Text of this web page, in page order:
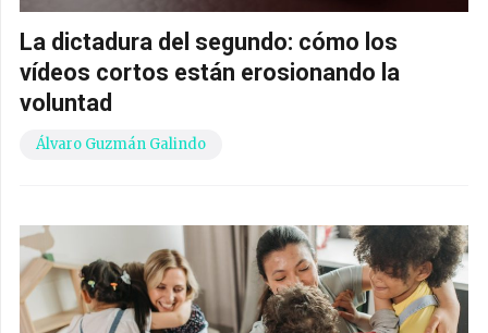
La dictadura del segundo: cómo los
vídeos cortos están erosionando la
voluntad
Álvaro Guzmán Galindo